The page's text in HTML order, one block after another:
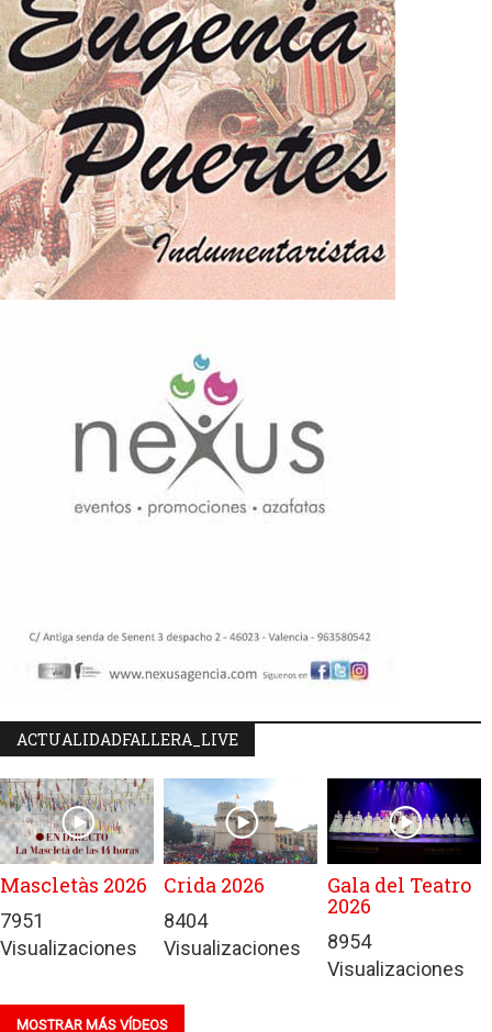
ACTUALIDADFALLERA_LIVE
Mascletàs 2026
7951
Visualizaciones
Crida 2026
8404
Visualizaciones
Gala del Teatro
2026
8954
Visualizaciones
MOSTRAR MÁS VÍDEOS